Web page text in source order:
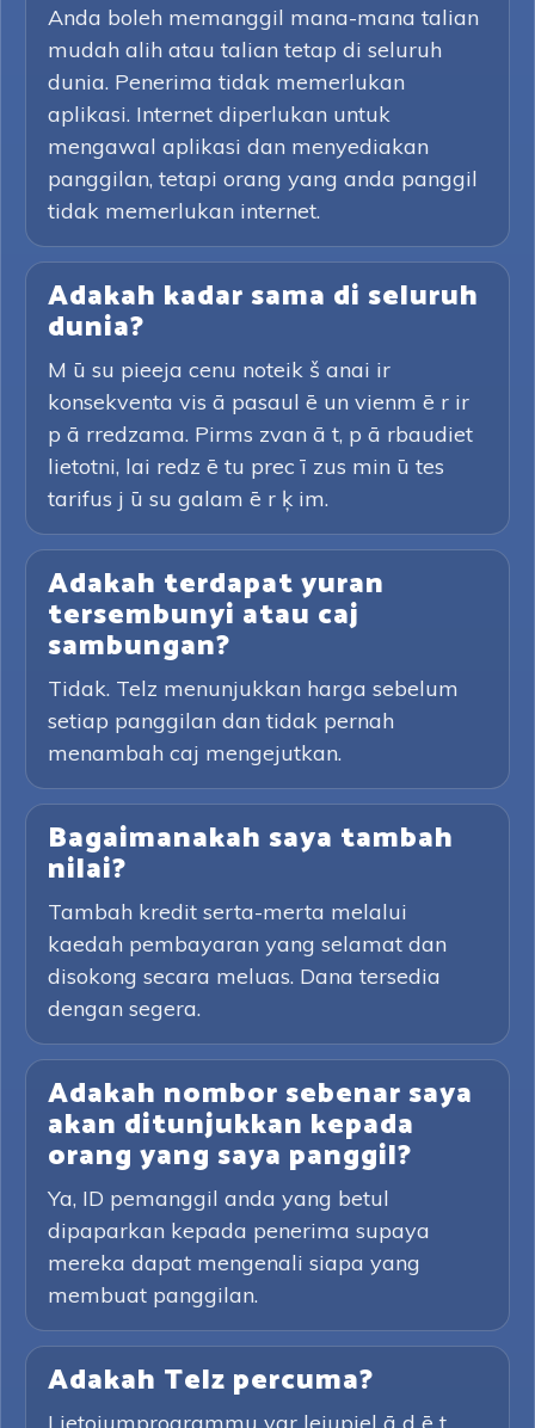
Anda boleh memanggil mana-mana talian
mudah alih atau talian tetap di seluruh
dunia. Penerima tidak memerlukan
aplikasi. Internet diperlukan untuk
mengawal aplikasi dan menyediakan
panggilan, tetapi orang yang anda panggil
tidak memerlukan internet.
Adakah kadar sama di seluruh
dunia?
M ū su pieeja cenu noteik š anai ir
konsekventa vis ā pasaul ē un vienm ē r ir
p ā rredzama. Pirms zvan ā t, p ā rbaudiet
lietotni, lai redz ē tu prec ī zus min ū tes
tarifus j ū su galam ē r ķ im.
Adakah terdapat yuran
tersembunyi atau caj
sambungan?
Tidak. Telz menunjukkan harga sebelum
setiap panggilan dan tidak pernah
menambah caj mengejutkan.
Bagaimanakah saya tambah
nilai?
Tambah kredit serta-merta melalui
kaedah pembayaran yang selamat dan
disokong secara meluas. Dana tersedia
dengan segera.
Adakah nombor sebenar saya
akan ditunjukkan kepada
orang yang saya panggil?
Ya, ID pemanggil anda yang betul
dipaparkan kepada penerima supaya
mereka dapat mengenali siapa yang
membuat panggilan.
Adakah Telz percuma?